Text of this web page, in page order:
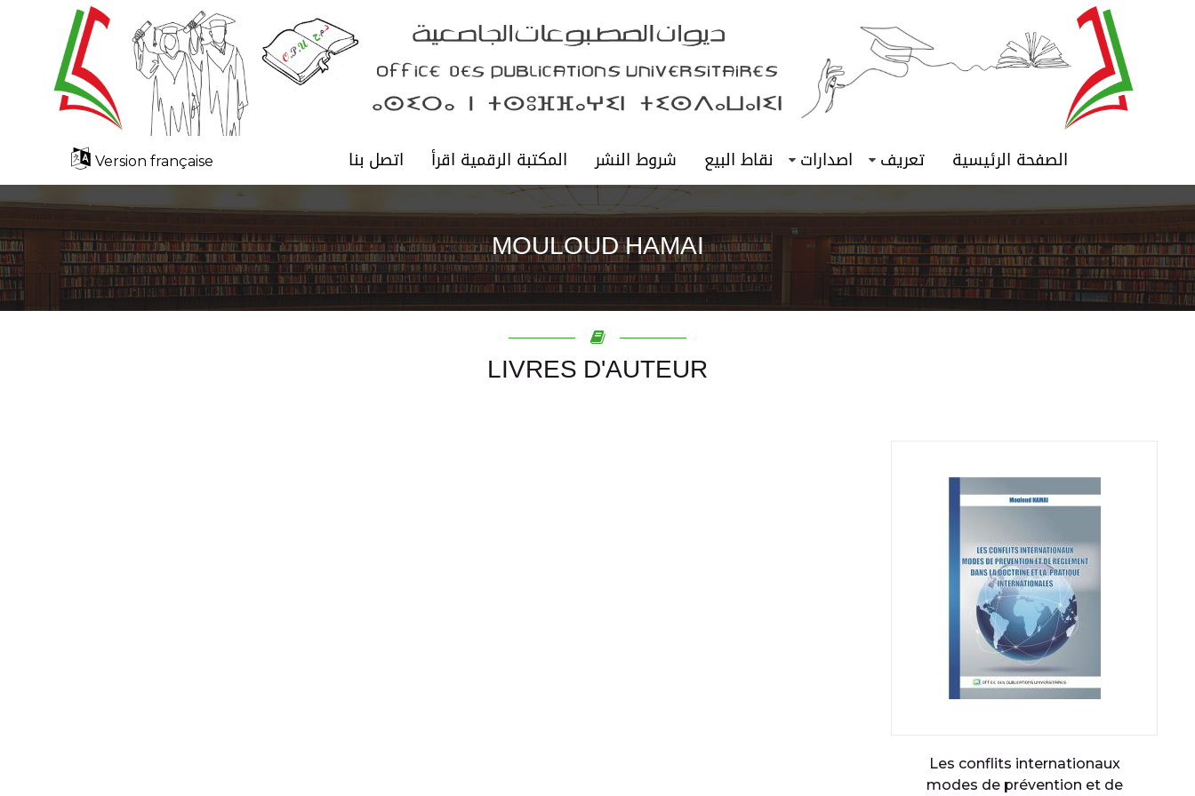
الصفحة الرئيسية تعريف اصدارات نقاط البيع شروط النشر المكتبة الرقمية اقرأ اتصل بنا Version française
MOULOUD HAMAI
LIVRES D'AUTEUR
Les conflits internationaux
modes de prévention et de